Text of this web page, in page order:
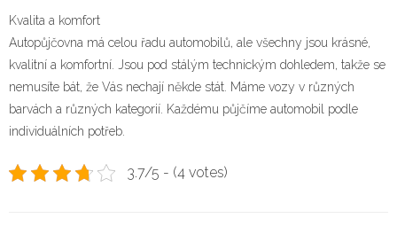
Kvalita a komfort
Autopůjčovna má celou řadu automobilů, ale všechny jsou krásné,
kvalitní a komfortní. Jsou pod stálým technickým dohledem, takže se
nemusíte bát, že Vás nechají někde stát. Máme vozy v různých
barvách a různých kategorií. Každému půjčíme automobil podle
individuálních potřeb.
3.7/5 - (4 votes)